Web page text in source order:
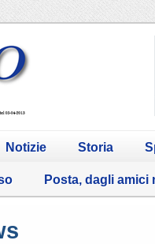
Notizie Storia
Posta, dagli amici